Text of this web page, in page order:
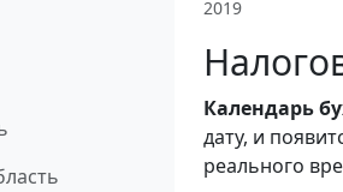
2019
Календарь
дату, и
реального